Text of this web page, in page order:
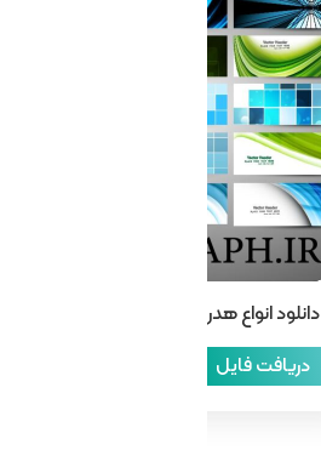
دانلود انواع هدر سایت
دریافت فایل